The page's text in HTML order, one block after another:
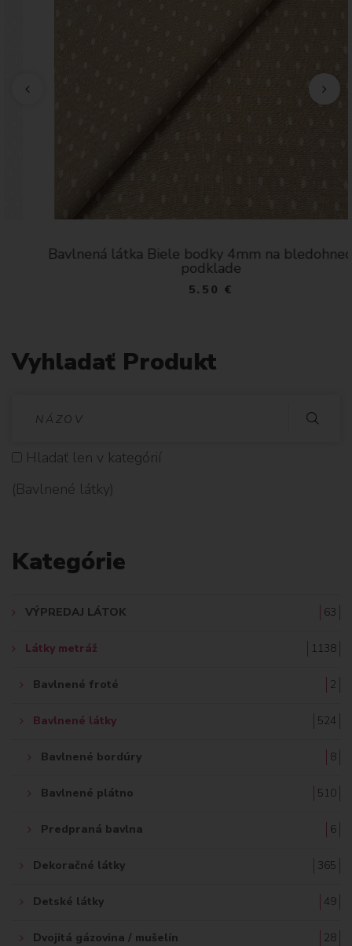
Bavlnená látka Biele bodky 4mm na bledohnedom
podklade
5.50 €
Vyhladať Produkt
D
Hladať len v kategórií
(Bavlnené látky)
Kategórie
VÝPREDAJ LÁTOK 63
Látky metráž 1138
Bavlnené froté 2
Bavlnené látky 524
Bavlnené bordúry 8
Bavlnené plátno 510
Predpraná bavlna 6
Dekoračné látky 365
Detské látky 49
Dvojitá gázovina / mušelín 28